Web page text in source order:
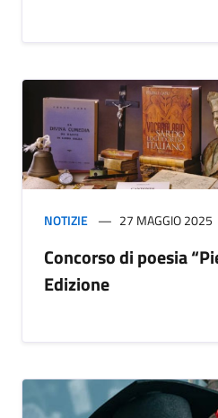
NOTIZIE 27 MAGGIO 2025
Concorso di poesia
Edizione